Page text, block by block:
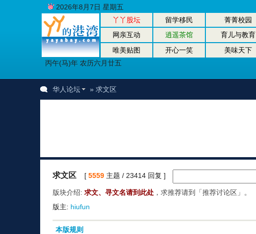
丫丫股坛 留学移民 菁菁校园
网亲互动
逍遥茶馆 育儿与教育
唯美贴图
开心一笑 美味天下
丙午(马)年 农历六月廿五
2026年8月7日 星期五
华人论坛 » 求文区
求文区 [ 5559主题 / 23414 回复 ]
版块介绍: 求文、寻文名请到此处，求推荐请到「推荐讨论区」。
版主: hiufun
本版规则